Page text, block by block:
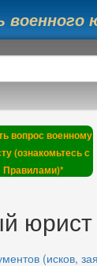
содержанию
военного
вопрос военному
(ознакомьтесь с
Правилами)*
юрист
(исков,